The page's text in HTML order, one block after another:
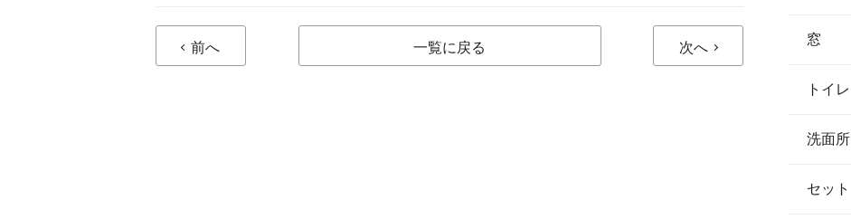
前へ 一覧に戻る 次へ
窓
トイレ
洗面所
セット